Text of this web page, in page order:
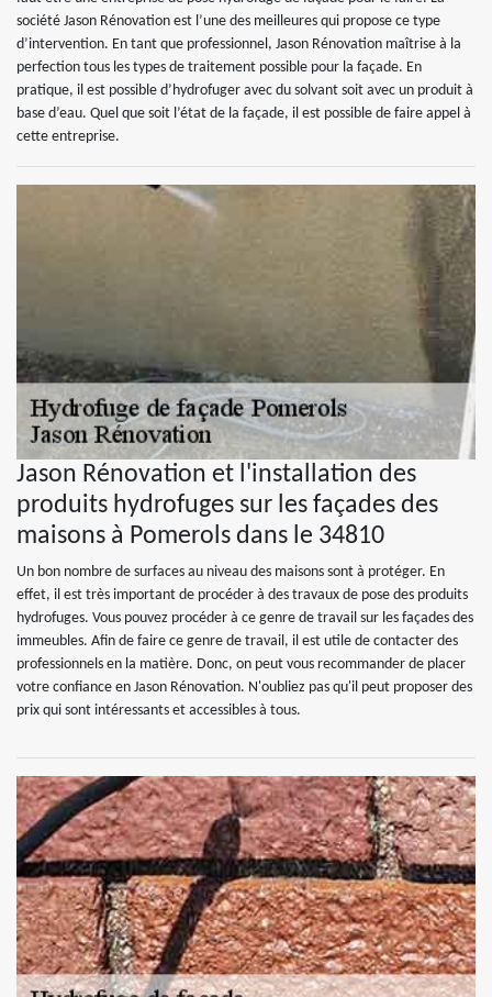
société Jason Rénovation est l’une des meilleures qui propose ce type
d’intervention. En tant que professionnel, Jason Rénovation maîtrise à la
perfection tous les types de traitement possible pour la façade. En
pratique, il est possible d’hydrofuger avec du solvant soit avec un produit à
base d’eau. Quel que soit l’état de la façade, il est possible de faire appel à
cette entreprise.
Jason Rénovation et l'installation des
produits hydrofuges sur les façades des
maisons à Pomerols dans le 34810
Un bon nombre de surfaces au niveau des maisons sont à protéger. En
effet, il est très important de procéder à des travaux de pose des produits
hydrofuges. Vous pouvez procéder à ce genre de travail sur les façades des
immeubles. Afin de faire ce genre de travail, il est utile de contacter des
professionnels en la matière. Donc, on peut vous recommander de placer
votre confiance en Jason Rénovation. N'oubliez pas qu'il peut proposer des
prix qui sont intéressants et accessibles à tous.